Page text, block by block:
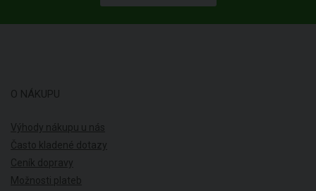
O NÁKUPU
Výhody nákupu u nás
Často kladené dotazy
Ceník dopravy
Možnosti plateb